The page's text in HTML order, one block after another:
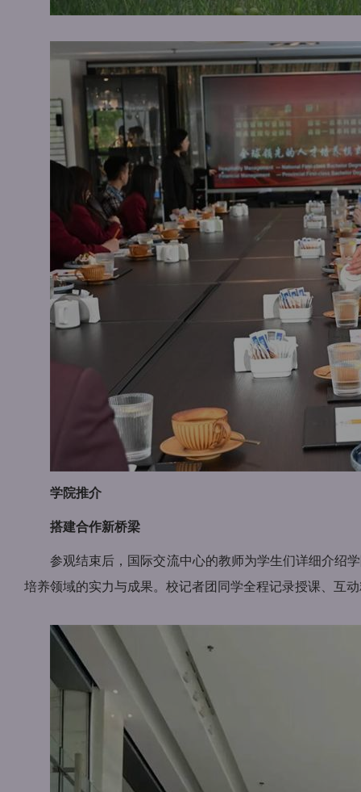
学院推介
搭建合作新桥梁
参观结束后，国际交流中心的教师为学生们详细介绍
培养领域的实力与成果。校记者团同学全程记录授课、互